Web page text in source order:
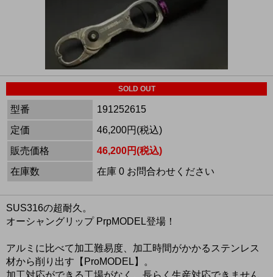
SOLD OUT
型番
191252615
定価
46,200円(税込)
販売価格
46,200円(税込)
在庫数
在庫 0 お問合わせください
SUS316の超耐久。
オーシャングリップ PrpMODEL登場！
アルミに比べて加工難易度、加工時間がかかるステンレス
材から削り出す【ProMODEL】。
加工対応ができる工場がなく、長らく生産対応できません